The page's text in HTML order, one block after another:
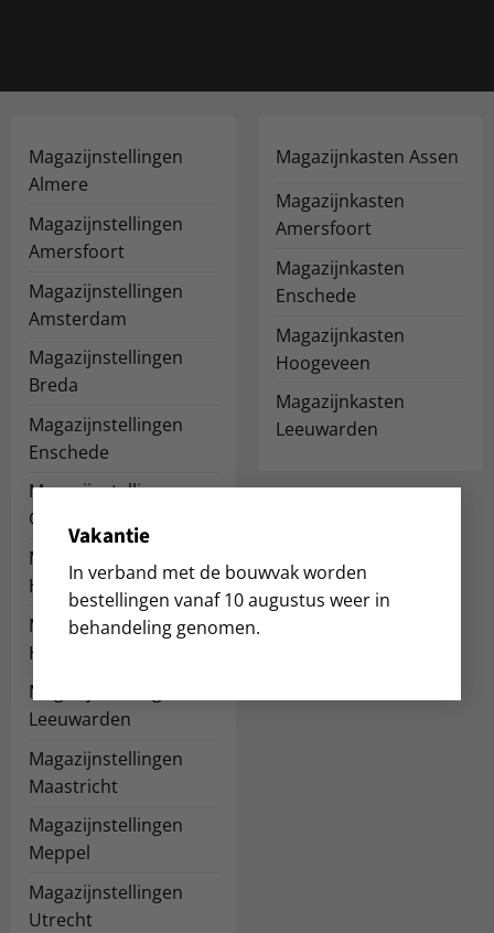
Vakantie
In verband met de bouwvak worden
bestellingen vanaf 10 augustus weer in
behandeling genomen.
Magazijnstellingen
Almere
Magazijnstellingen
Amersfoort
Magazijnstellingen
Amsterdam
Magazijnstellingen
Breda
Magazijnstellingen
Enschede
Magazijnstellingen
Groningen
Magazijnstellingen
Haarlem
Magazijnstellingen
Hoogeveen
Magazijnstellingen
Leeuwarden
Magazijnstellingen
Maastricht
Magazijnstellingen
Meppel
Magazijnstellingen
Utrecht
Magazijnkasten Assen
Magazijnkasten
Amersfoort
Magazijnkasten
Enschede
Magazijnkasten
Hoogeveen
Magazijnkasten
Leeuwarden